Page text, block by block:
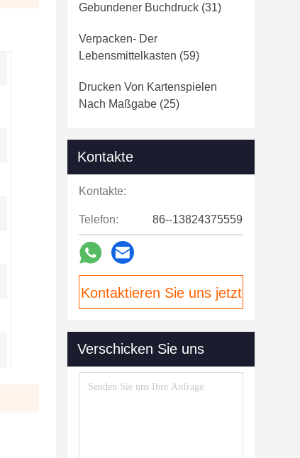
Gebundener Buchdruck (31)
Verpacken- Der
Lebensmittelkasten (59)
Drucken Von Kartenspielen
Nach Maßgabe (25)
Kontakte
Kontakte:
Telefon: 86--13824375559
Kontaktieren Sie uns jetzt
Verschicken Sie uns